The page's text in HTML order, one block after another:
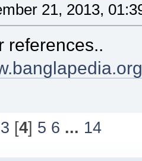
21, 2013,
references..
3 [4] 5 6 ... 14